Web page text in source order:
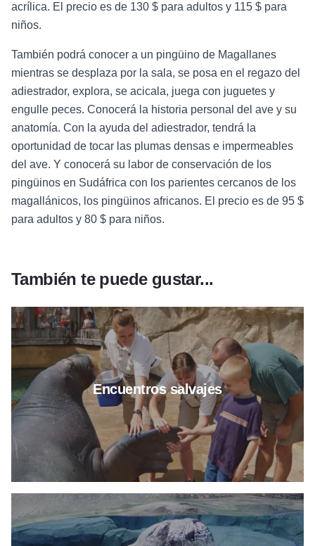
acrílica. El precio es de 130 $ para adultos y 115 $ para
niños.
También podrá conocer a un pingüino de Magallanes
mientras se desplaza por la sala, se posa en el regazo del
adiestrador, explora, se acicala, juega con juguetes y
engulle peces. Conocerá la historia personal del ave y su
anatomía. Con la ayuda del adiestrador, tendrá la
oportunidad de tocar las plumas densas e impermeables
del ave. Y conocerá su labor de conservación de los
pingüinos en Sudáfrica con los parientes cercanos de los
magallánicos, los pingüinos africanos. El precio es de 95 $
para adultos y 80 $ para niños.
También te puede gustar...
Encuentros salvajes
Más información sobre
Más información sobre Zoos